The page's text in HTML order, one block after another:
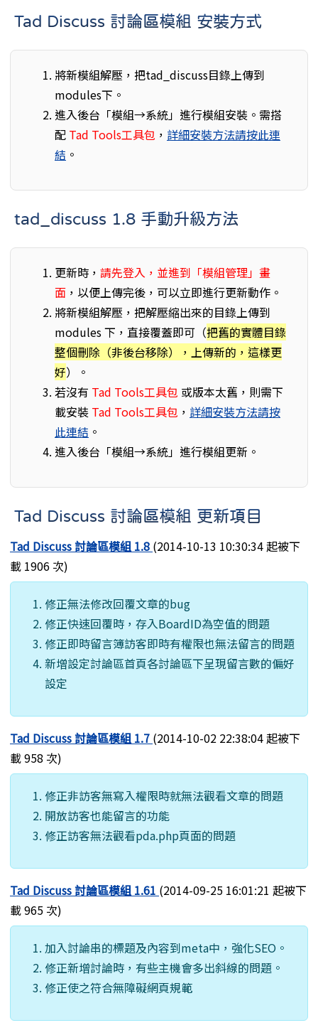
Tad Discuss 討論區模組 安裝方式
將新模組解壓，把tad_discuss目錄上傳到
modules下。
進入後台「模組→系統」進行模組安裝。需搭
配 Tad Tools工具包 ， 詳細安裝方法請按此連
結 。
tad_discuss 1.8 手動升級方法
更新時， 請先登入，並進到「模組管理」畫
面 ，以便上傳完後，可以立即進行更新動作。
將新模組解壓，把解壓縮出來的目錄上傳到
modules 下，直接覆蓋即可（把舊的實體目錄
整個刪除（非後台移除），上傳新的，這樣更
好）。
若沒有 Tad Tools工具包 或版本太舊，則需下
載安裝 Tad Tools工具包 ， 詳細安裝方法請按
此連結 。
進入後台「模組→系統」進行模組更新。
Tad Discuss 討論區模組 更新項目
Tad Discuss 討論區模組 1.8 (2014-10-13 10:30:34 起被下
載 1906 次)
修正無法修改回覆文章的bug
修正快速回覆時，存入BoardID為空值的問題
修正即時留言簿訪客即時有權限也無法留言的問題
新增設定討論區首頁各討論區下呈現留言數的偏好
設定
Tad Discuss 討論區模組 1.7 (2014-10-02 22:38:04 起被下
載 958 次)
修正非訪客無寫入權限時就無法觀看文章的問題
開放訪客也能留言的功能
修正訪客無法觀看pda.php頁面的問題
Tad Discuss 討論區模組 1.61 (2014-09-25 16:01:21 起被下
載 965 次)
加入討論串的標題及內容到meta中，強化SEO。
修正新增討論時，有些主機會多出斜線的問題。
修正使之符合無障礙網頁規範